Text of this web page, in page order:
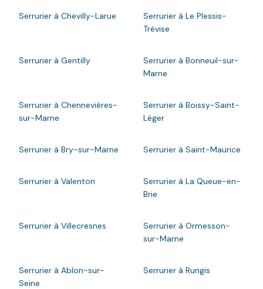
Serrurier à Chevilly-Larue
Serrurier à Le Plessis-
Trévise
Serrurier à Gentilly
Serrurier à Bonneuil-sur-
Marne
Serrurier à Chennevières-
sur-Marne
Serrurier à Boissy-Saint-
Léger
Serrurier à Bry-sur-Marne Serrurier à Saint-Maurice
Serrurier à Valenton
Serrurier à La Queue-en-
Brie
Serrurier à Villecresnes
Serrurier à Ormesson-
sur-Marne
Serrurier à Ablon-sur-
Seine
Serrurier à Rungis